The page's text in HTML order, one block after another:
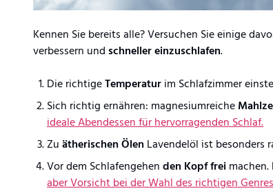
Kennen Sie bereits alle? Versuchen Sie einige
verbessern undschneller einzuschlafen.
Die richtigeTemperaturim Schlafzimmer
Sich richtig ernähren: magnesiumreiche
ideale Abendessen für hervorragenden Schlaf.
Zuätherischen Ölen Lavendelöl ist besonders
Vor dem Schlafengehenden Kopf frei
aber Vorsicht bei der Wahl des richtigen